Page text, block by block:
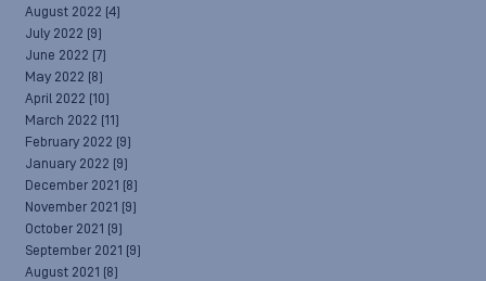
August 2022 (4)
July 2022 (9)
June 2022 (7)
May 2022 (8)
April 2022 (10)
March 2022 (11)
February 2022 (9)
January 2022 (9)
December 2021 (8)
November 2021 (9)
October 2021 (9)
September 2021 (9)
August 2021 (8)